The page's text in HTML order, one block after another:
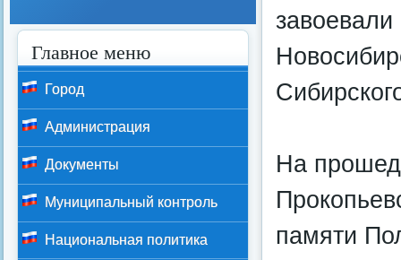
На
памяти
Главное меню
Город
Администрация
Документы
Муниципальный контроль
Национальная политика